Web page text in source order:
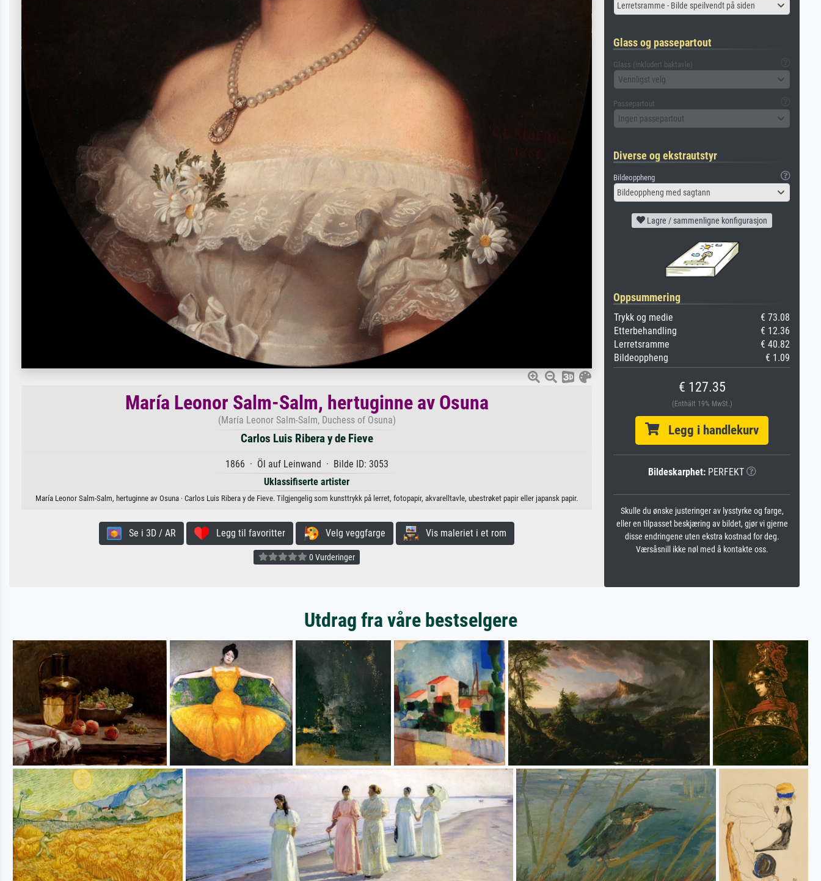
María Leonor Salm-Salm, hertuginne av Osuna
(María Leonor Salm-Salm, Duchess of Osuna)
Carlos Luis Ribera y de Fieve
1866 · Öl auf Leinwand · Bilde ID: 3053
Uklassifiserte artister
María Leonor Salm-Salm, hertuginne av Osuna · Carlos Luis Ribera y de Fieve. Tilgjengelig som kunsttrykk på lerret, fotopapir, akvarelltavle, ubestrøket papir eller japansk papir.
Se i 3D / AR Legg til favoritter Velg veggfarge Vis maleriet i et rom
0 Vurderinger
Lerretsramme - Bilde speilvendt på siden
Glass og passepartout
Glass (inkludert baktavle)
Vennligst velg
Passepartout
Ingen passepartout
Diverse og ekstrautstyr
Bildeoppheng
Bildeoppheng med sagtann
Lagre / sammenligne konfigurasjon
Oppsummering
Trykk og medie
€ 73.08
Etterbehandling
€ 12.36
Lerretsramme
€ 40.82
Bildeoppheng
€ 1.09
€ 127.35
(Enthält 19% MwSt.)
Legg i handlekurv
Bildeskarphet:PERFEKT
Skulle du ønske justeringer av lysstyrke og farge,
eller en tilpasset beskjæring av bildet, gjør vi gjerne
disse endringene uten ekstra kostnad for deg.
Værsåsnill ikke nøl med å kontakte oss.
Utdrag fra våre bestselgere